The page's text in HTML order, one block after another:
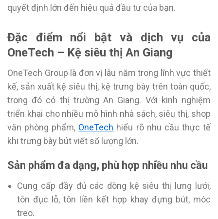
quyết định lớn đến hiệu quả đầu tư của bạn.
Đặc điểm nổi bật và dịch vụ của
OneTech – Kệ siêu thị An Giang
OneTech Group là đơn vị lâu năm trong lĩnh vực thiết
kế, sản xuất kệ siêu thị, kệ trưng bày trên toàn quốc,
trong đó có thị trường An Giang. Với kinh nghiệm
triển khai cho nhiều mô hình nhà sách, siêu thị, shop
văn phòng phẩm, OneTech hiểu rõ nhu cầu thực tế
khi trưng bày bút viết số lượng lớn.
Sản phẩm đa dạng, phù hợp nhiều nhu cầu
Cung cấp đầy đủ các dòng kệ siêu thị lưng lưới,
tôn đục lỗ, tôn liền kết hợp khay đựng bút, móc
treo.